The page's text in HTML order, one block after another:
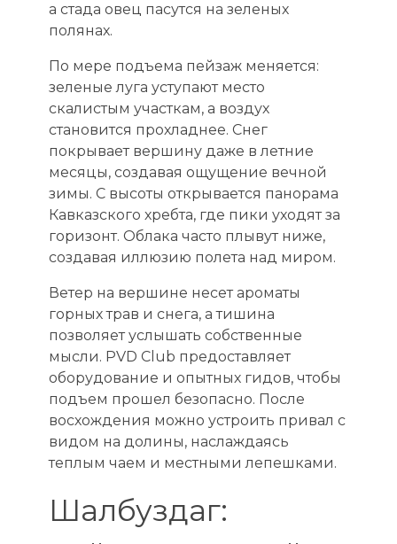
а стада овец пасутся на зеленых
полянах.
По мере подъема пейзаж меняется:
зеленые луга уступают место
скалистым участкам, а воздух
становится прохладнее. Снег
покрывает вершину даже в летние
месяцы, создавая ощущение вечной
зимы. С высоты открывается панорама
Кавказского хребта, где пики уходят за
горизонт. Облака часто плывут ниже,
создавая иллюзию полета над миром.
Ветер на вершине несет ароматы
горных трав и снега, а тишина
позволяет услышать собственные
мысли. PVD Club предоставляет
оборудование и опытных гидов, чтобы
подъем прошел безопасно. После
восхождения можно устроить привал с
видом на долины, наслаждаясь
теплым чаем и местными лепешками.
Шалбуздаг: